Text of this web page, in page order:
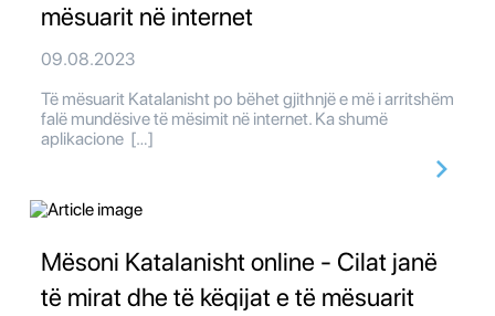
mësuarit në internet
09.08.2023
Të mësuarit Katalanisht po bëhet gjithnjë e më i arritshëm
falë mundësive të mësimit në internet. Ka shumë
aplikacione […]
Mësoni Katalanisht online - Cilat janë
të mirat dhe të këqijat e të mësuarit